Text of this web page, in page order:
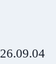
26.09.04